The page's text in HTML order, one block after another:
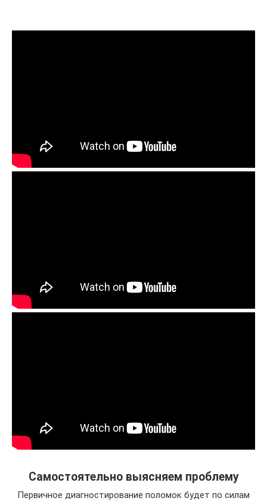
Самостоятельно выясняем проблему
Первичное диагностирование поломок будет по силам